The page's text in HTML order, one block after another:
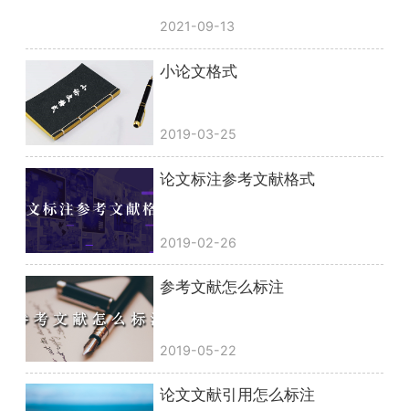
2021-09-13
小论文格式
2019-03-25
论文标注参考文献格式
2019-02-26
参考文献怎么标注
2019-05-22
论文文献引用怎么标注